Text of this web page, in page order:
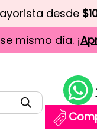
desde
mismo día. ¡